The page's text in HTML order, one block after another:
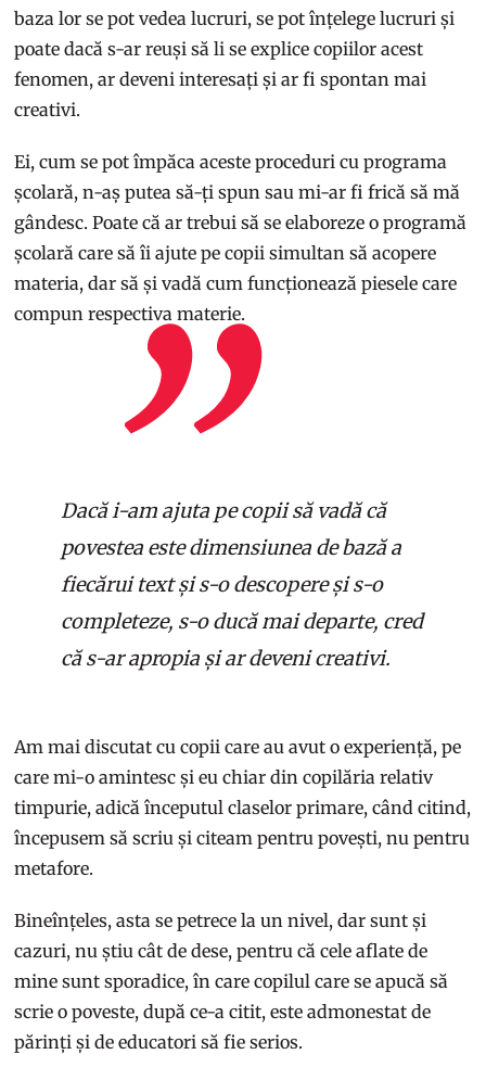
baza lor se pot vedea lucruri, se pot înțelege lucruri și
poate dacă s-ar reuși să li se explice copiilor acest
fenomen, ar deveni interesați și ar fi spontan mai
creativi.
Ei, cum se pot împăca aceste proceduri cu programa
școlară, n-aș putea să-ți spun sau mi-ar fi frică să mă
gândesc. Poate că ar trebui să se elaboreze o programă
școlară care să îi ajute pe copii simultan să acopere
materia, dar să și vadă cum funcționează piesele care
compun respectiva materie.
Dacă i-am ajuta pe copii să vadă că
povestea este dimensiunea de bază a
fiecărui text și s-o descopere și s-o
completeze, s-o ducă mai departe, cred
că s-ar apropia și ar deveni creativi.
Am mai discutat cu copii care au avut o experiență, pe
care mi-o amintesc și eu chiar din copilăria relativ
timpurie, adică începutul claselor primare, când citind,
începusem să scriu și citeam pentru povești, nu pentru
metafore.
Bineînțeles, asta se petrece la un nivel, dar sunt și
cazuri, nu știu cât de dese, pentru că cele aflate de
mine sunt sporadice, în care copilul care se apucă să
scrie o poveste, după ce-a citit, este admonestat de
părinți și de educatori să fie serios.